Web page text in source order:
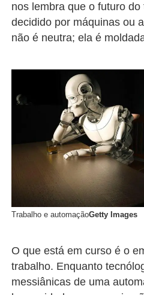
nos lembra que o futuro
decidido por máquinas ou
não é neutra; ela é
Trabalho e automaçãoGetty Images
O que está em curso é o
trabalho. Enquanto
messiânicas de uma